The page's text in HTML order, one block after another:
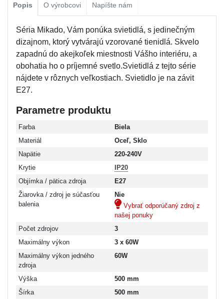
Popis O výrobcovi Napíšte nám
Séria Mikado, Vám ponúka svietidlá, s jedinečným
dizajnom, ktorý vytvárajú vzorované tienidlá. Skvelo
zapadnú do akejkoľek miestnosti Vášho interiéru, a
obohatia ho o príjemné svetlo.Svietidlá z tejto série
nájdete v rôznych veľkostiach. Svietidlo je na závit
E27.
Parametre produktu
Farba
Biela
Materiál
Oceľ, Sklo
Napätie
220-240V
Krytie
IP20
Objímka / pätica zdroja
E27
Žiarovka / zdroj je súčasťou
balenia
Nie
Vybrať odporúčaný zdroj z
našej ponuky
Počet zdrojov
3
Maximálny výkon
3 x 60W
Maximálny výkon jedného
zdroja
60W
Výška
500 mm
Šírka
500 mm